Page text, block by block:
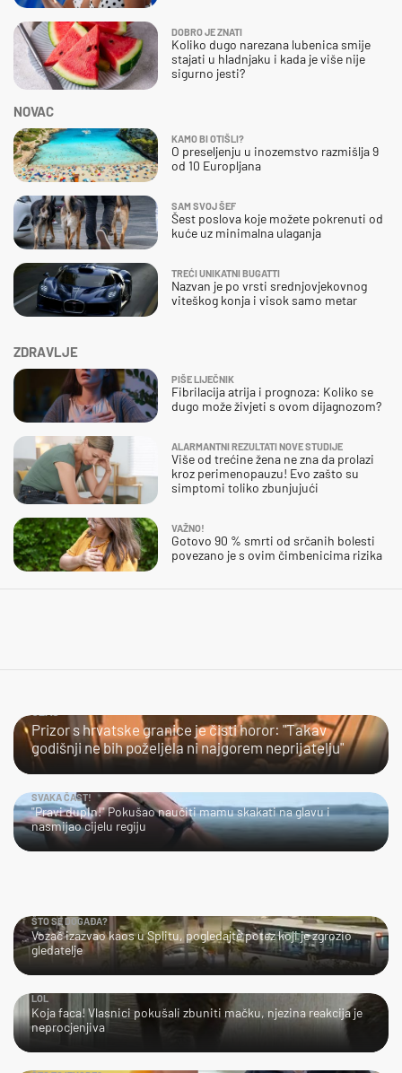
ZDRAVLJE
PIŠE LIJEČNIK
Fibrilacija atrija i prognoza: Koliko se
dugo može živjeti s ovom dijagnozom?
ALARMANTNI REZULTATI NOVE STUDIJE
Više od trećine žena ne zna da prolazi
kroz perimenopauzu! Evo zašto su
simptomi toliko zbunjujući
VAŽNO!
Gotovo 90 % smrti od srčanih bolesti
povezano je s ovim čimbenicima rizika
NOVAC
KAMO BI OTIŠLI?
O preseljenju u inozemstvo razmišlja 9
od 10 Europljana
SAM SVOJ ŠEF
Šest poslova koje možete pokrenuti od
kuće uz minimalna ulaganja
TREĆI UNIKATNI BUGATTI
Nazvan je po vrsti srednjovjekovnog
viteškog konja i visok samo metar
DOBRO JE ZNATI
Koliko dugo narezana lubenica smije
stajati u hladnjaku i kada je više nije
sigurno jesti?
Prizor s hrvatske granice je čisti horor: "Takav
godišnji ne bih poželjela ni najgorem neprijatelju"
SVAKA ČAST!
"Pravi dupin!" Pokušao naučiti mamu skakati na glavu i
nasmijao cijelu regiju
ŠTO SE DOGAĐA?
Vozač izazvao kaos u Splitu, pogledajte potez koji je zgrozio
gledatelje
LOL
Koja faca! Vlasnici pokušali zbuniti mačku, njezina reakcija je
neprocjenjiva